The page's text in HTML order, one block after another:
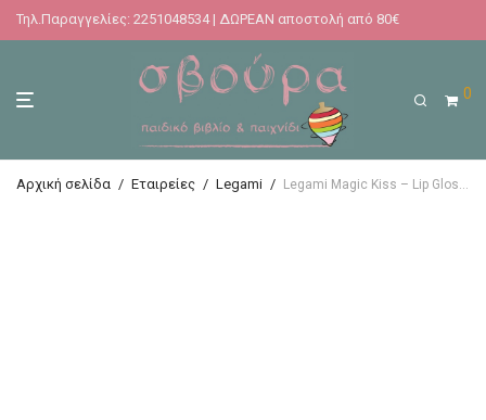
Τηλ.Παραγγελίες: 2251048534 | ΔΩΡΕΑΝ αποστολή από 80€
0
Αρχική σελίδα / Εταιρείες / Legami / Legami Magic Kiss – Lip Gloss χειλιών Unicorn